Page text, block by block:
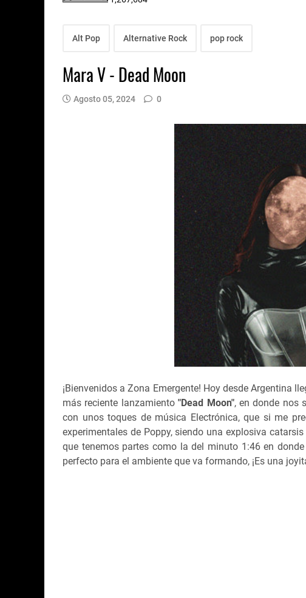
Alt Pop Alternative Rock pop rock
Mara V - Dead Moon
Agosto 05, 2024 0
¡Bienvenidos a Zona Emergente! Hoy desde Argentina
más reciente lanzamiento"Dead Moon", en donde nos
con unos toques de música Electrónica, que si me
experimentales de Poppy, siendo una explosiva
que tenemos partes como la del minuto 1:46 en
perfecto para el ambiente que va formando, ¡Es una